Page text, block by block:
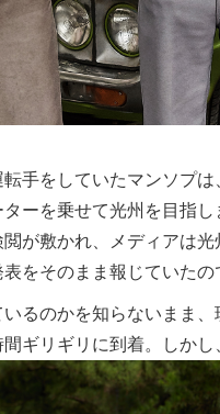
手をしていたマンソプ
ーを乗せて光州を目指
が敷かれ、メディアは
をそのまま報じていたの
るのかを知らないまま
ギリギリに到着。しか